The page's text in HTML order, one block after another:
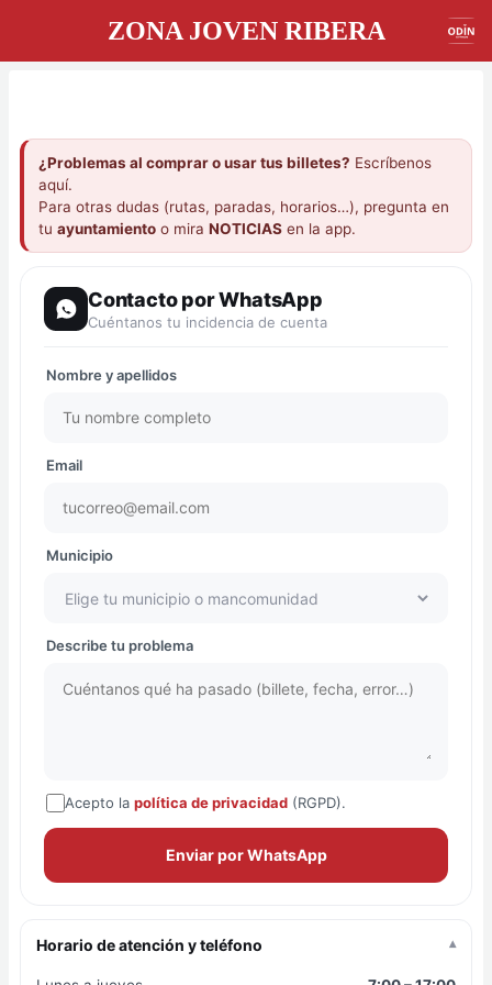
ZONA JOVEN RIBERA
¿Problemas al comprar o usar tus billetes? Escríbenos
aquí.
Para otras dudas (rutas, paradas, horarios…), pregunta en
tu ayuntamiento o mira NOTICIAS en la app.
Contacto por WhatsApp
Cuéntanos tu incidencia de cuenta
Nombre y apellidos
Email
Municipio
Describe tu problema
Acepto la política de privacidad (RGPD).
Enviar por WhatsApp
Horario de atención y teléfono ▾